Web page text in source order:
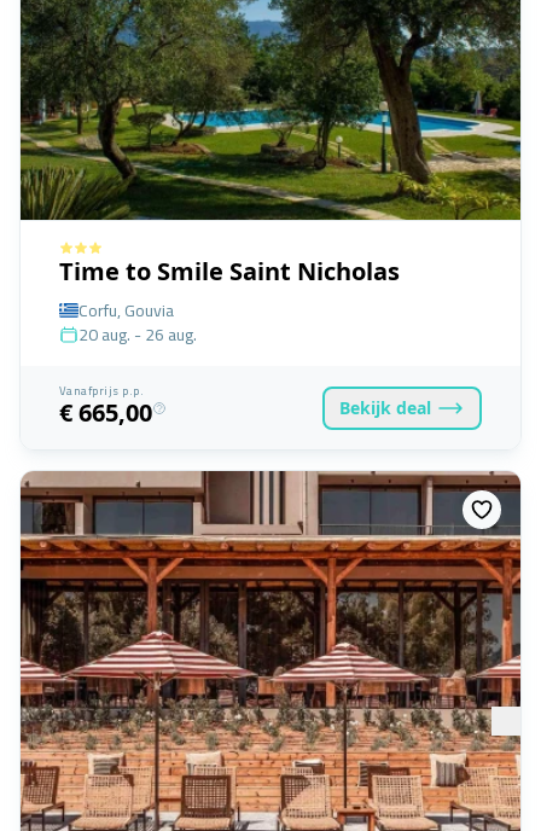
Time to Smile Saint Nicholas
Corfu, Gouvia
20 aug. - 26 aug.
Vanafprijs p.p.
€ 665,00 Bekijk deal